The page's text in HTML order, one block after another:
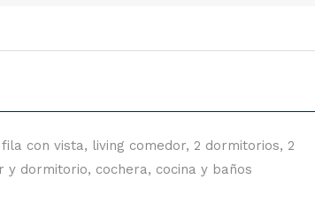
con vista, living comedor, 2 dormitorios, 2
dormitorio, cochera, cocina y baños